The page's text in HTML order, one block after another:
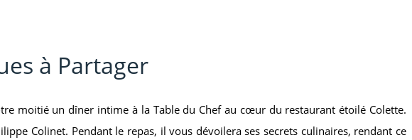
à Partager
moitié un dîner intime à la Table du Chef au cœur du restaurant étoilé Colette.
Colinet. Pendant le repas, il vous dévoilera ses secrets culinaires, rendant ce